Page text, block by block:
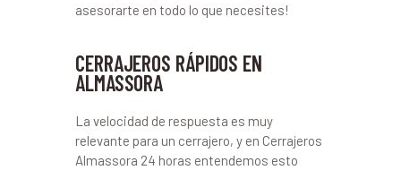
asesorarte en todo lo que necesites!
CERRAJEROS RÁPIDOS EN
ALMASSORA
La velocidad de respuesta es muy
relevante para un cerrajero, y en Cerrajeros
Almassora 24 horas entendemos esto